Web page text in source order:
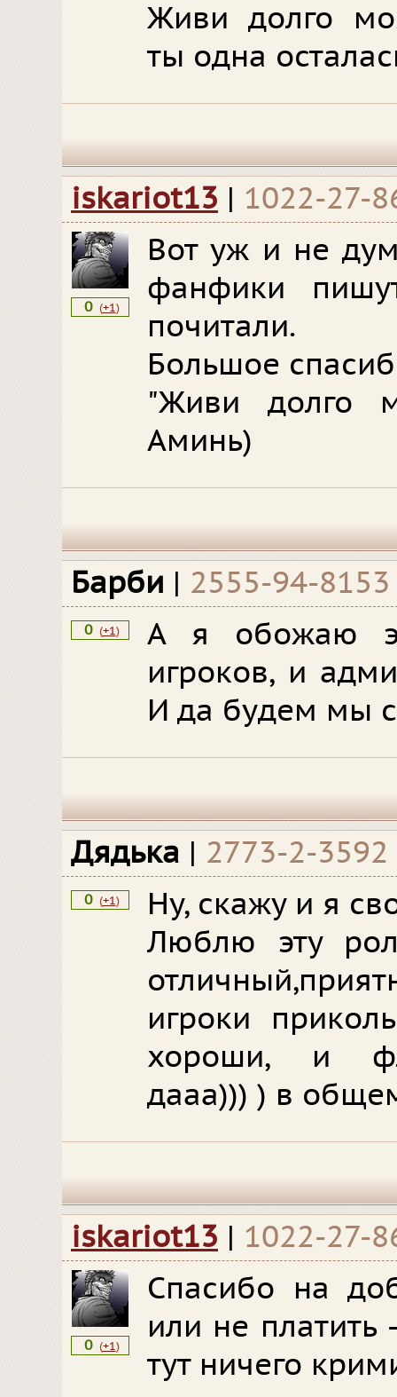
Живи долго
ты одна
iskariot13 | 1022-27-
0 (+1)
Вот уж и не
фанфики
почитали.
Большое
"Живи долго
Аминь)
Барби | 2555-94-8153
0 (+1)
А я обожаю
игроков, и
И да будем мы
Дядька | 2773-2-3592
0 (+1)
Ну, скажу и я
Люблю эту
игроки
хороши, и
дааа))) ) в
iskariot13 | 1022-27-
0 (+1)
Спасибо на
или не платить
тут ничего